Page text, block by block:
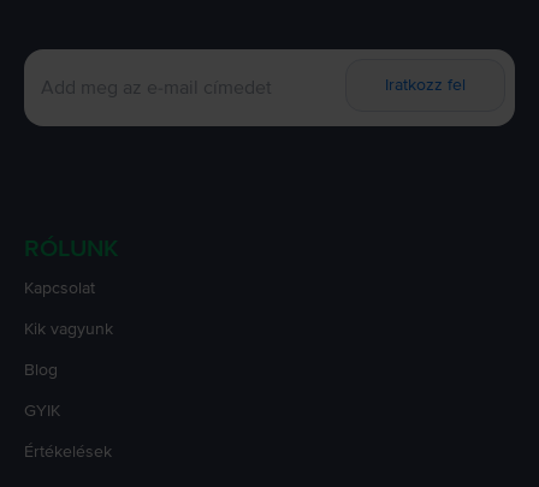
Iratkozz fel
RÓLUNK
Kapcsolat
Kik vagyunk
Blog
GYIK
Értékelések